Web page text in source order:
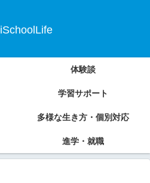
体験談
学習サポート
多様な生き方・個別対応
進学・就職